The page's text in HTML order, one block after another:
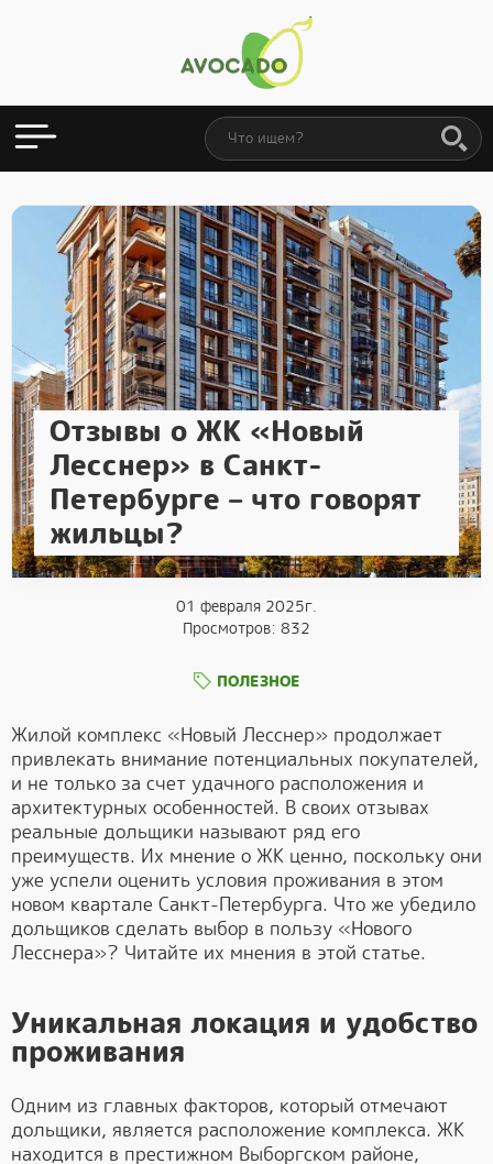
Отзывы о ЖК «Новый
Лесснер» в Санкт-
Петербурге – что говорят
жильцы?
01 февраля 2025г.
Просмотров: 832
ПОЛЕЗНОЕ
Жилой комплекс «Новый Лесснер» продолжает
привлекать внимание потенциальных покупателей,
и не только за счет удачного расположения и
архитектурных особенностей. В своих отзывах
реальные дольщики называют ряд его
преимуществ. Их мнение о ЖК ценно, поскольку они
уже успели оценить условия проживания в этом
новом квартале Санкт-Петербурга. Что же убедило
дольщиков сделать выбор в пользу «Нового
Лесснера»? Читайте их мнения в этой статье.
Уникальная локация и удобство
проживания
Одним из главных факторов, который отмечают
дольщики, является расположение комплекса. ЖК
находится в престижном Выборгском районе,